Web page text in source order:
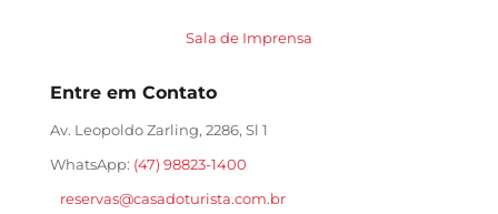
Sala de Imprensa
Entre em Contato
Av. Leopoldo Zarling, 2286, Sl 1
WhatsApp: (47) 98823-1400
reservas@casadoturista.com.br